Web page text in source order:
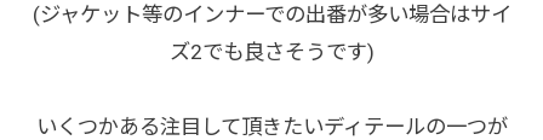
(ジャケット等のインナーでの出番が多い場合はサイ
ズ2でも良さそうです)
いくつかある注目して頂きたいディテールの一つが